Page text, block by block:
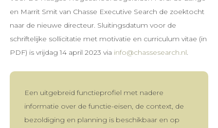
en Marrit Smit van Chasse Executive Search de zoektocht
naar de nieuwe directeur. Sluitingsdatum voor de
schriftelijke sollicitatie met motivatie en curriculum vitae (in
PDF) is vrijdag 14 april 2023 via info@chassesearch.nl.
Een uitgebreid functieprofiel met nadere
informatie over de functie-eisen, de context, de
bezoldiging en planning is beschikbaar en op